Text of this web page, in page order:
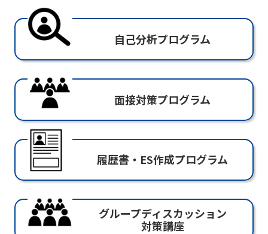
自己分析プログラム
面接対策プログラム
履歴書・ES作成プログラム
グループディスカッション
対策講座